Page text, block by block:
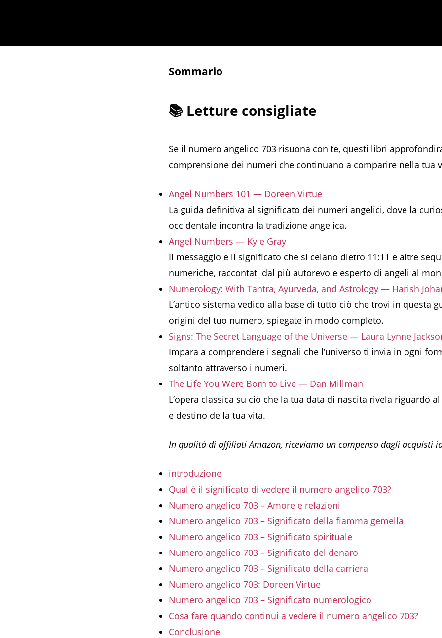
Sommario
📚 Letture consigliate
Se il numero angelico 703 risuona con te, questi libri
comprensione dei numeri che continuano a comparire nella tua
Angel Numbers 101 — Doreen Virtue
La guida definitiva al significato dei numeri angelici, dove la
occidentale incontra la tradizione angelica.
Angel Numbers — Kyle Gray
Il messaggio e il significato che si celano dietro 11:11 e altre
numeriche, raccontati dal più autorevole esperto di angeli al
Numerology: With Tantra, Ayurveda, and Astrology — Harish
L’antico sistema vedico alla base di tutto ciò che trovi in questa
origini del tuo numero, spiegate in modo completo.
Signs: The Secret Language of the Universe — Laura Lynne
Impara a comprendere i segnali che l’universo ti invia in ogni
soltanto attraverso i numeri.
The Life You Were Born to Live — Dan Millman
L’opera classica su ciò che la tua data di nascita rivela riguardo
e destino della tua vita.
In qualità di affiliati Amazon, riceviamo un compenso dagli acquisti
introduzione
Qual è il significato di vedere il numero angelico 703?
Numero angelico 703 – Amore e relazioni
Numero angelico 703 – Significato della fiamma gemella
Numero angelico 703 – Significato spirituale
Numero angelico 703 – Significato del denaro
Numero angelico 703 – Significato della carriera
Numero angelico 703: Doreen Virtue
Numero angelico 703 – Significato numerologico
Cosa fare quando continui a vedere il numero angelico 703?
Conclusione